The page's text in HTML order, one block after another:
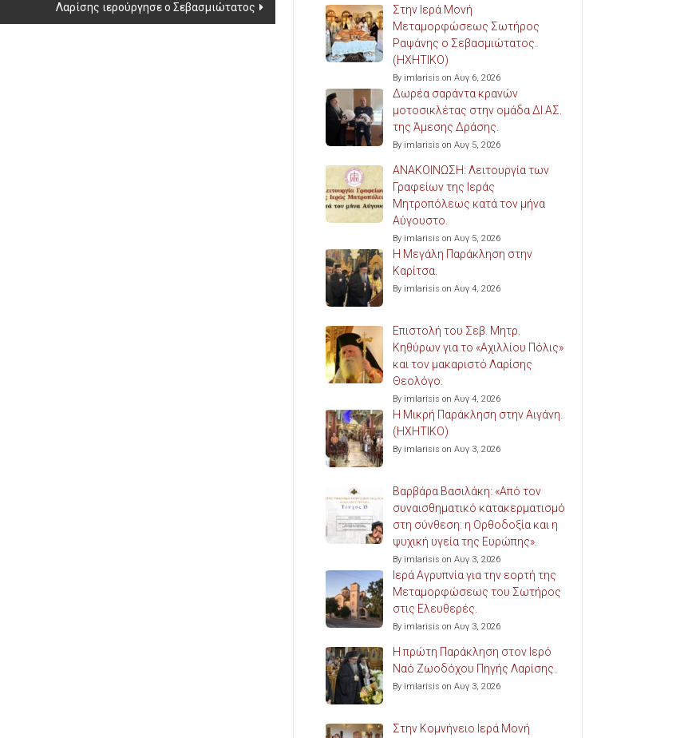
Λαρίσης ιερούργησε ο Σεβασμιώτατος
Στην Ιερά Μονή
Μεταμορφώσεως Σωτήρος
Ραψάνης ο Σεβασμιώτατος.
(ΗΧΗΤΙΚΟ)
By imlarisis on Αυγ 6, 2026
Δωρέα σαράντα κρανών
μοτοσικλέτας στην ομάδα ΔΙ.ΑΣ.
της Άμεσης Δράσης.
By imlarisis on Αυγ 5, 2026
ΑΝΑΚΟΙΝΩΣΗ: Λειτουργία των
Γραφείων της Ιεράς
Μητροπόλεως κατά τον μήνα
Αύγουστο.
By imlarisis on Αυγ 5, 2026
Η Μεγάλη Παράκληση στην
Καρίτσα.
By imlarisis on Αυγ 4, 2026
Επιστολή του Σεβ. Μητρ.
Κηθύρων για το «Αχιλλίου Πόλις»
και τον μακαριστό Λαρίσης
Θεολόγο.
By imlarisis on Αυγ 4, 2026
Η Μικρή Παράκληση στην Αιγάνη.
(ΗΧΗΤΙΚΟ)
By imlarisis on Αυγ 3, 2026
Βαρβάρα Βασιλάκη: «Από τον
συναισθηματικό κατακερματισμό
στη σύνθεση: η Ορθοδοξία και η
ψυχική υγεία της Ευρώπης».
By imlarisis on Αυγ 3, 2026
Ιερά Αγρυπνία για την εορτή της
Μεταμορφώσεως του Σωτήρος
στις Ελευθερές.
By imlarisis on Αυγ 3, 2026
Η πρώτη Παράκληση στον Ιερό
Ναό Ζωοδόχου Πηγής Λαρίσης.
By imlarisis on Αυγ 3, 2026
Στην Κομνήνειο Ιερά Μονή